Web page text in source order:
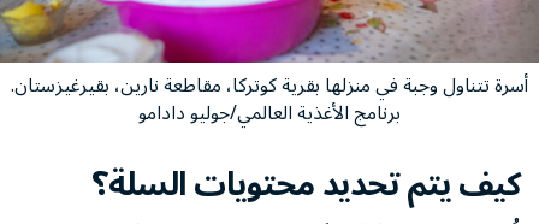
أسرة تتناول وجبة في منزلها بقرية كوتركا، مقاطعة نارين، بقيرغيزستان.
برنامج الأغذية العالمي/جوليو دادامو
كيف يتم تحديد محتويات السلة؟